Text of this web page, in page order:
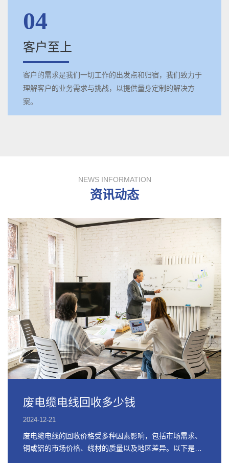
04
客户至上
客户的需求是我们一切工作的出发点和归宿，我们致力于
理解客户的业务需求与挑战，以提供量身定制的解决方
案。
NEWS INFORMATION
资讯动态
废电缆电线回收多少钱
2024-12-21
废电缆电线的回收价格受多种因素影响，包括市场需求、
铜或铝的市场价格、线材的质量以及地区差异。以下是关